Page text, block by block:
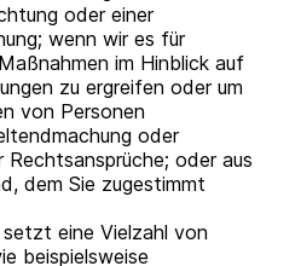
oder einer
wenn wir es für
im Hinblick auf
zu ergreifen oder um
von Personen
oder
Rechtsansprüche; oder aus
dem Sie zugestimmt
eine Vielzahl von
beispielsweise